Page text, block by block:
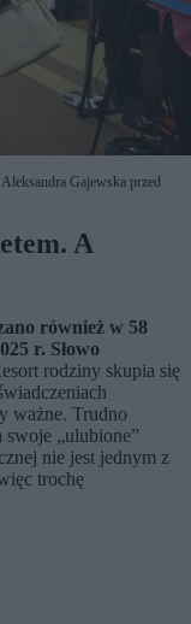
Gajewska przed
A
również w 58
r. Słowo
rodziny skupia się
ważne. Trudno
swoje „ulubione”
nie jest jednym z
trochę